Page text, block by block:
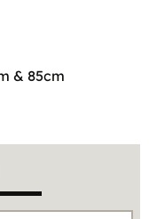
& 85cm